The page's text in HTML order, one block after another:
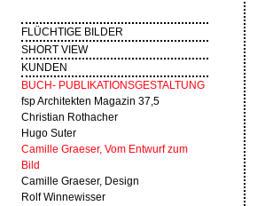
FLÜCHTIGE BILDER
SHORT VIEW
KUNDEN
BUCH- PUBLIKATIONSGESTALTUNG
fsp Architekten Magazin 37,5
Christian Rothacher
Hugo Suter
Camille Graeser, Vom Entwurf zum
Bild
Camille Graeser, Design
Rolf Winnewisser